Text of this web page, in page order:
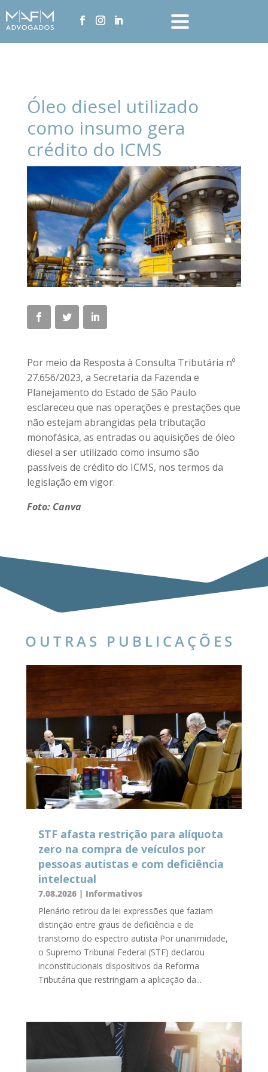
Óleo diesel utilizado
como insumo gera
crédito do ICMS
Por meio da Resposta à Consulta Tributária nº
27.656/2023, a Secretaria da Fazenda e
Planejamento do Estado de São Paulo
esclareceu que nas operações e prestações que
não estejam abrangidas pela tributação
monofásica, as entradas ou aquisições de óleo
diesel a ser utilizado como insumo são
passíveis de crédito do ICMS, nos termos da
legislação em vigor.
Foto: Canva
OUTRAS PUBLICAÇÕES
STF afasta restrição para alíquota
zero na compra de veículos por
pessoas autistas e com deficiência
intelectual
7.08.2026| Informativos
Plenário retirou da lei expressões que faziam
distinção entre graus de deficiência e de
transtorno do espectro autista Por unanimidade,
o Supremo Tribunal Federal (STF) declarou
inconstitucionais dispositivos da Reforma
Tributária que restringiam a aplicação da...